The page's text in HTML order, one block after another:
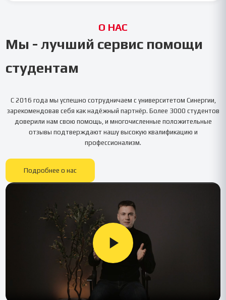
О НАС
Мы - лучший сервис помощи
студентам
С 2016 года мы успешно сотрудничаем с университетом Синергии
зарекомендовав себя как надёжный партнёр. Более 3000 студентов
доверили нам свою помощь, и многочисленные положительные
отзывы подтверждают нашу высокую квалификацию и
профессионализм.
Подробнее о нас